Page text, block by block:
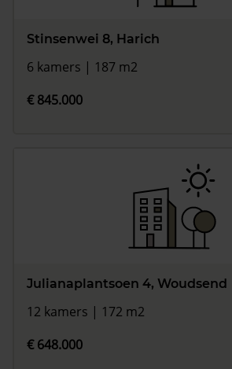
Stinsenwei 8, Harich
6 kamers | 187 m2
€ 845.000
Julianaplantsoen 4, Woudsend
12 kamers | 172 m2
€ 648.000